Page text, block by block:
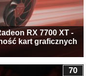
RX 7700 XT -
kart graficznych
70